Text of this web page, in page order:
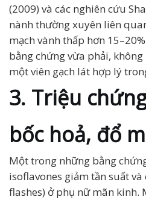
(2009) và các nghiên cứu
nành thường xuyên liên
mạch vành thấp hơn
bằng chứng vừa phải,
một viên gạch lát hợp lý
3. Triệu
bốc hoả, đổ
Một trong những bằng
isoflavones giảm tần suất và
flashes) ở phụ nữ mãn kinh.